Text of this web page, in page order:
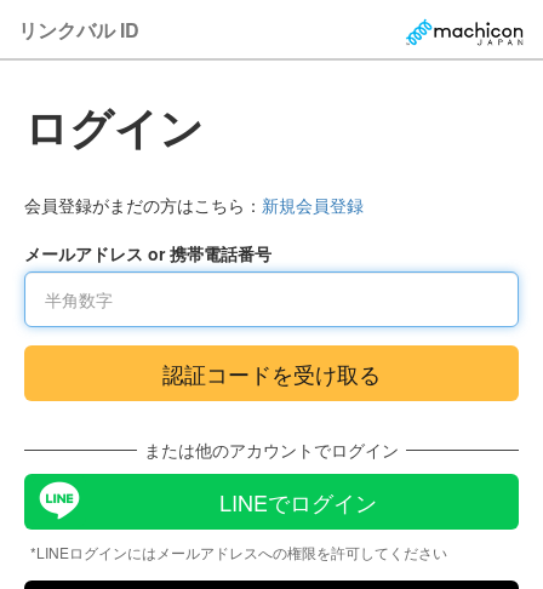
リンクバル ID
ログイン
会員登録がまだの方はこちら： 新規会員登録
メールアドレス or 携帯電話番号
または他のアカウントでログイン
LINEでログイン
*LINEログインにはメールアドレスへの権限を許可してください